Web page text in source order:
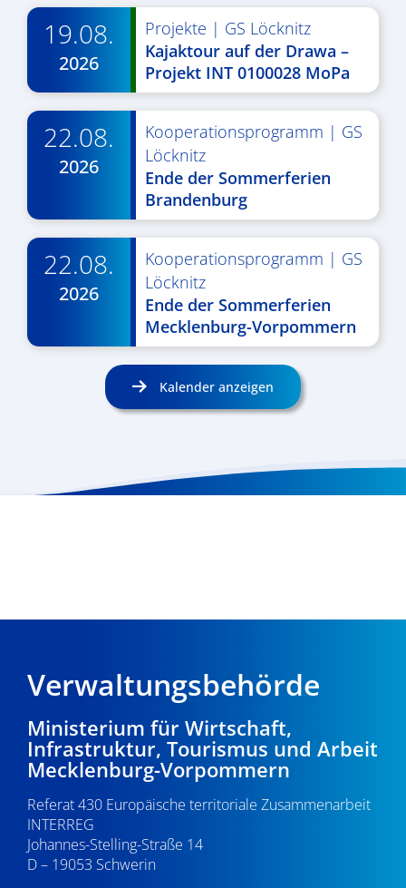
19.08.
2026
Projekte | GS Löcknitz
Kajaktour auf der Drawa –
Projekt INT 0100028 MoPa
22.08.
2026
Kooperationsprogramm | GS
Löcknitz
Ende der Sommerferien
Brandenburg
22.08.
2026
Kooperationsprogramm | GS
Löcknitz
Ende der Sommerferien
Mecklenburg-Vorpommern
Kalender anzeigen
Verwaltungsbehörde
Ministerium für Wirtschaft,
Infrastruktur, Tourismus und Arbeit
Mecklenburg-Vorpommern
Referat 430 Europäische territoriale Zusammenarbeit
INTERREG
Johannes-Stelling-Straße 14
D – 19053 Schwerin